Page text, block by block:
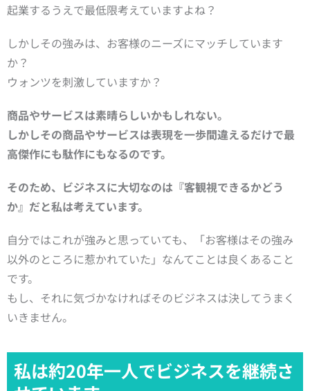
起業するうえで最低限考えていますよね？
しかしその強みは、お客様のニーズにマッチしています
か？
ウォンツを刺激していますか？
商品やサービスは素晴らしいかもしれない。
しかしその商品やサービスは表現を一歩間違えるだけで最
高傑作にも駄作にもなるのです。
そのため、 ビジネスに大切なのは 『客観視できるかどう
か』 だと私は考えています。
自分ではこれが強みと思っていても、「お客様はその強み
以外のところに惹かれていた」なんてことは良くあること
です。
もし、それに気づかなければそのビジネスは決してうまく
いきません。
私は約20年一人でビジネスを継続さ